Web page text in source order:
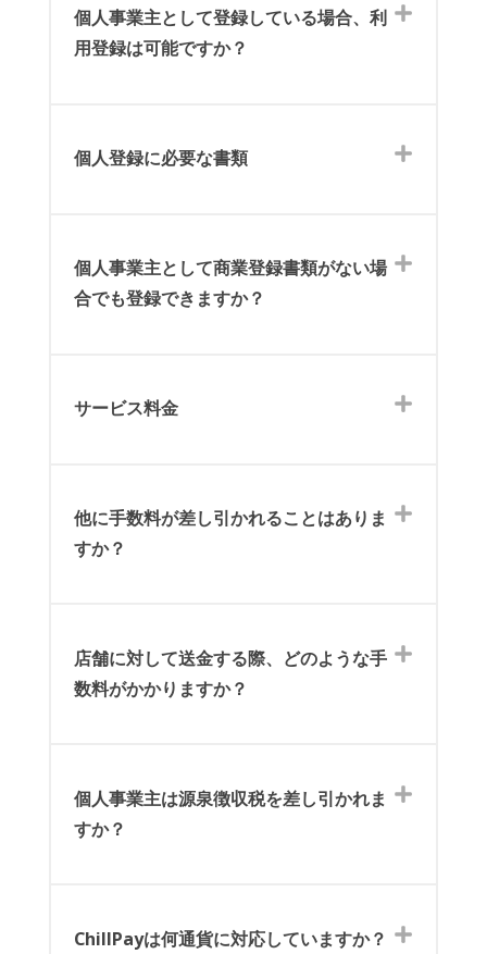
個人事業主として登録している場合、利
用登録は可能ですか？
個人登録に必要な書類
個人事業主として商業登録書類がない場
合でも登録できますか？
サービス料金
他に手数料が差し引かれることはありま
すか？
店舗に対して送金する際、どのような手
数料がかかりますか？
個人事業主は源泉徴収税を差し引かれま
すか？
ChillPayは何通貨に対応していますか？